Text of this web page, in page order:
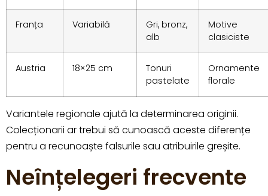
Franța Variabilă
Gri, bronz,
alb
Motive
clasiciste
Austria 18×25 cm
Tonuri
pastelate
Ornamente
florale
Variantele regionale ajută la determinarea originii.
Colecționarii ar trebui să cunoască aceste diferențe
pentru a recunoaște falsurile sau atribuirile greșite.
Neînțelegeri frecvente